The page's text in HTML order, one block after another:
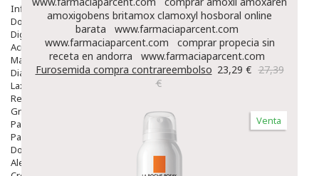
Inflamación Articulaciones
Dolor Muscular / Articular
Digestivo
Acidez, Gases Y Ardores
Mala Digestion
Diarrea / Estreñimiento / Vómitos
Laxantes
Resfriados
Gripe Y Resfriados
Para La Tos
Para Descongestionar La Nariz
Dolor De Garganta
Alergias Y Picaduras
amoxigobens britamox clamoxyl hosboral online
barata
www.farmaciaparcent.com
www.farmaciaparcent.com
comprar propecia sin
receta en andorra
www.farmaciaparcent.com
Furosemida compra contrareembolso 23,29 € 27,39
€
Venta